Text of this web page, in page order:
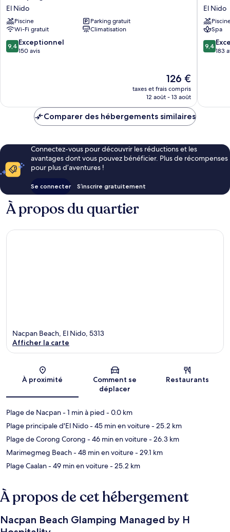
at
Karuna
El
Nido
El
Nido
El Nido
Piscine
Parking gratuit
Wi-Fi gratuit
Climatisation
9.4
sur
9,4 Exceptionnel
150 avis
Le
nouveau
prix
de
126 €
taxes et frais compris
12 août - 13 août
El
Nido
Villas
El
Nido
El Nido
Spa
9.4
sur
9,4
183
Comparer des hébergements similaires
Connectez-vous pour découvrir les réductions et les
avantages dont vous pouvez bénéficier. Plus de récompenses
pour plus d’aventures !
Se connecter S’inscrire gratuitement
À propos du quartier
Carte
Nacpan Beach, El Nido, 5313
Afficher la carte
À proximité
Comment se
déplacer
Restaurants
Plage de Nacpan- 1 min à pied - 0.0 km
Plage principale d'El Nido- 45 min en voiture- 25.2 km
Plage de Corong Corong - 46 min en voiture- 26.3 km
Marimegmeg Beach- 48 min en voiture- 29.1 km
Plage Caalan- 49 min en voiture- 25.2 km
À propos de cet hébergement
Nacpan Beach Glamping Managed by H